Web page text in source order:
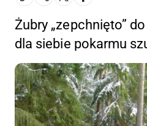
Żubry „zepchnięto”
dla siebie pokarmu